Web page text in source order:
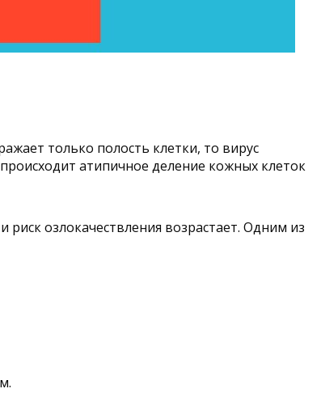
только полость клетки, то вирус
атипичное деление кожных клеток
риск озлокачествления возрастает. Одним из